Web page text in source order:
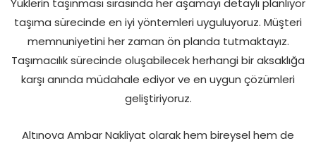
Yüklerin taşınması sırasında her aşamayı detaylı planlıyor
taşıma sürecinde en iyi yöntemleri uyguluyoruz. Müşteri
memnuniyetini her zaman ön planda tutmaktayız.
Taşımacılık sürecinde oluşabilecek herhangi bir aksaklığa
karşı anında müdahale ediyor ve en uygun çözümleri
geliştiriyoruz.
Altınova Ambar Nakliyat olarak hem bireysel hem de